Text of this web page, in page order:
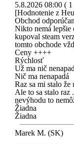
5.8.2026 08:00 (
[Hodnotenie z
Obchod
Nikto nemá lepšie
kupoval steam
tomto obchode
Ceny ++++
Rýchlosť
Už ma nič
Nič ma nenapadá
Raz sa mi stalo
Ale to sa stalo
nevýhodu to
Žiadna
Žiadna
Marek M. (SK)